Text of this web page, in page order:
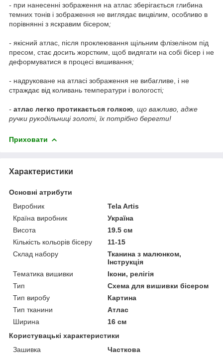
- при нанесенні зображення на атлас зберігається глибина
темних тонів і зображення не виглядає вицвілим, особливо в
порівнянні з яскравим бісером;
- якісний атлас, після проклеювання щільним флізеліном під
пресом, стає досить жорстким, щоб видягати на собі бісер і не
деформуватися в процесі вишивання;
- надруковане на атласі зображення не вибагливе, і не
страждає від коливань температури і вологості;
- атлас легко протикається голкою , що важливо, адже
ручки рукодільниці золоті, їх потрібно берегти!
Приховати
Характеристики
Основні атрибути
Виробник
Tela Artis
Країна виробник
Україна
Висота
19.5 см
Кількість кольорів бісеру
11-15
Склад набору
Тканина з малюнком,
Інструкція
Тематика вишивки
Ікони, релігія
Тип
Схема для вишивки бісером
Тип виробу
Картина
Тип тканини
Атлас
Ширина
16 см
Користувацькі характеристики
Зашивка
Часткова